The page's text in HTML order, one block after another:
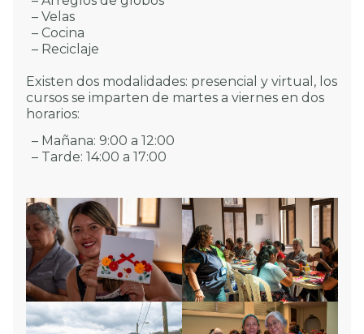
– Velas
– Cocina
– Reciclaje
Existen dos modalidades: presencial y virtual, los
cursos se imparten de martes a viernes en dos
horarios:
– Mañana: 9:00 a 12:00
– Tarde: 14:00 a 17:00